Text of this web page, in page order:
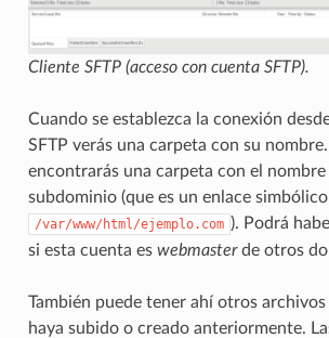
Cliente SFTP (acceso con cuenta SFTP).
Cuando se establezca la conexión
SFTP verás una carpeta con su
encontrarás una carpeta con el
subdominio (que es un enlace simbólico
/var/www/html/ejemplo.com ). Podrá
si esta cuenta es webmasterde otros
También puede tener ahí otros
haya subido o creado anteriormente.